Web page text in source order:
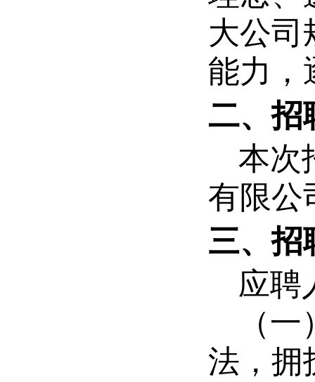
大公司
能力，
二、招
本次
有限公
三、招
应聘
（
法，拥